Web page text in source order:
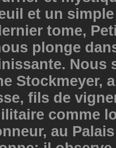
et un simple
tome,
plonge
Nous
Stockmeyer,
fils de
comme
au